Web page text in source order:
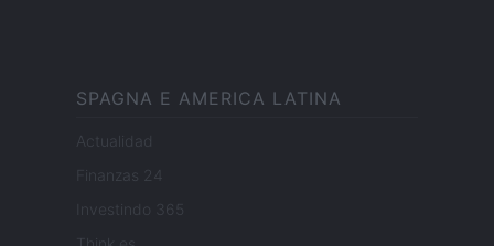
SPAGNA E AMERICA LATINA
Actualidad
Finanzas 24
Investindo 365